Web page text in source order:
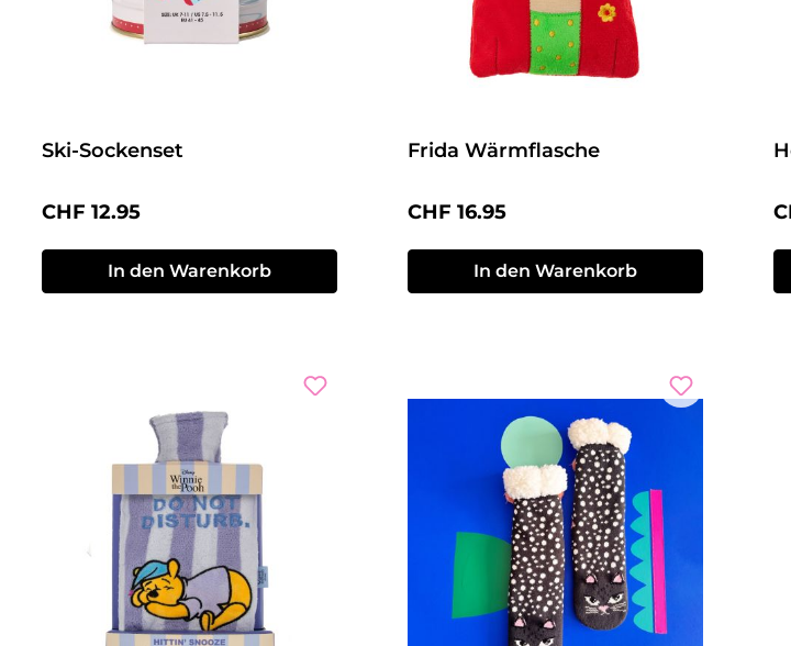
Ski-Sockenset
Regulärer Preis:
CHF 12.95
In den Warenkorb
Frida Wärmflasche
Regulärer Preis:
CHF 16.95
In den Warenkorb